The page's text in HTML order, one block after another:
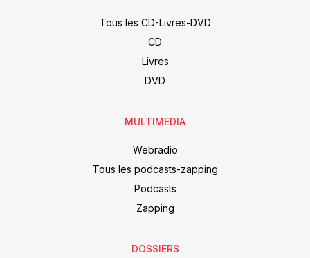
Tous les CD-Livres-DVD
CD
Livres
DVD
MULTIMEDIA
Webradio
Tous les podcasts-zapping
Podcasts
Zapping
DOSSIERS